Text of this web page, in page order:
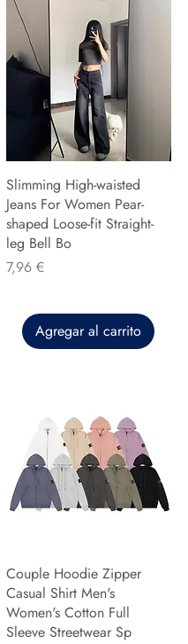
Slimming High-waisted
Jeans For Women Pear-
shaped Loose-fit Straight-
leg Bell Bo
Precio
7,96 €
Agregar al carrito
Couple Hoodie Zipper
Casual Shirt Men's
Women's Cotton Full
Sleeve Streetwear Sp